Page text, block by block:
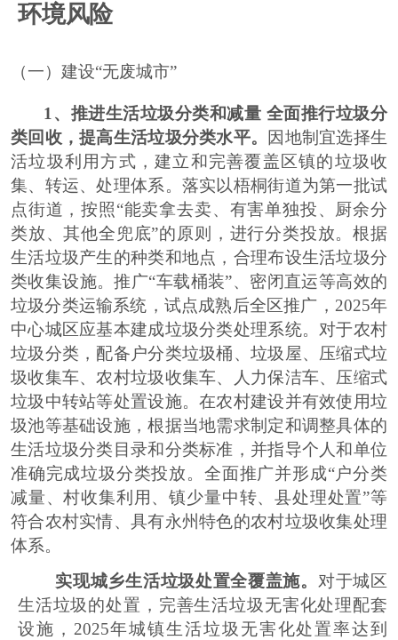
环境风险
（一）建设“无废城市”
1 、推进生活垃圾分类和减量 全面推行垃圾分
类回收，提高生活垃圾分类水平。
因地制宜选择生
活垃圾利用方式，建立和完善覆盖 区镇的垃圾收
集、转运、处理体系。落实以梧桐街道为第一批试
点街道，按照“能卖拿去卖、有害单独投、厨余分
类放、其他全兜底”的原则，进行分类投放。根据
生活垃圾产生的种类和地点，合理布设生活垃圾分
类收集设施。推广“车载桶装”、密闭直运等高效的
垃圾分类运输系统，试点成熟后全 区推广， 2025年
中心城区应基本建成垃圾分类处理系统。对于农村
垃圾分类，配备户分类垃圾桶、垃圾屋、压缩式垃
圾收集车、农村垃圾收集车、人力保洁车、压缩式
垃圾中转站等处置设施。在农村建设并有效使用垃
圾池等基础设施 ，根据当地需求制定和调整具体的
生活垃圾分类目录和分类标准，并指导个人和单位
准确完成垃圾分类投放。全面推广并形成“户分类
减量、村收集利用、镇少量中转、县处理处置”等
符合农村实情、具有永州特色的农村垃圾收集处理
体系。
实现城乡生活垃圾处置全覆盖施。 对于城区
生活垃圾的处置，完善生活垃圾无害化处理配套
设施， 2025年城镇生活垃圾无害化处置率达到